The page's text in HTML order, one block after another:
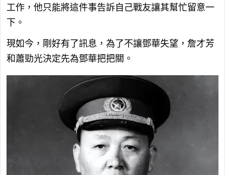
工作，他只能將這件事告訴自己戰友讓其幫忙留意一
下。
現如今，剛好有了訊息，為了不讓鄧華失望，詹才芳
和蕭勁光決定先為鄧華把把關。